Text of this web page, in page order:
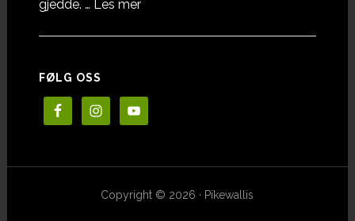
gjedde. … Les meromOm
FØLG OSS
Copyright © 2026 · Pikewallis